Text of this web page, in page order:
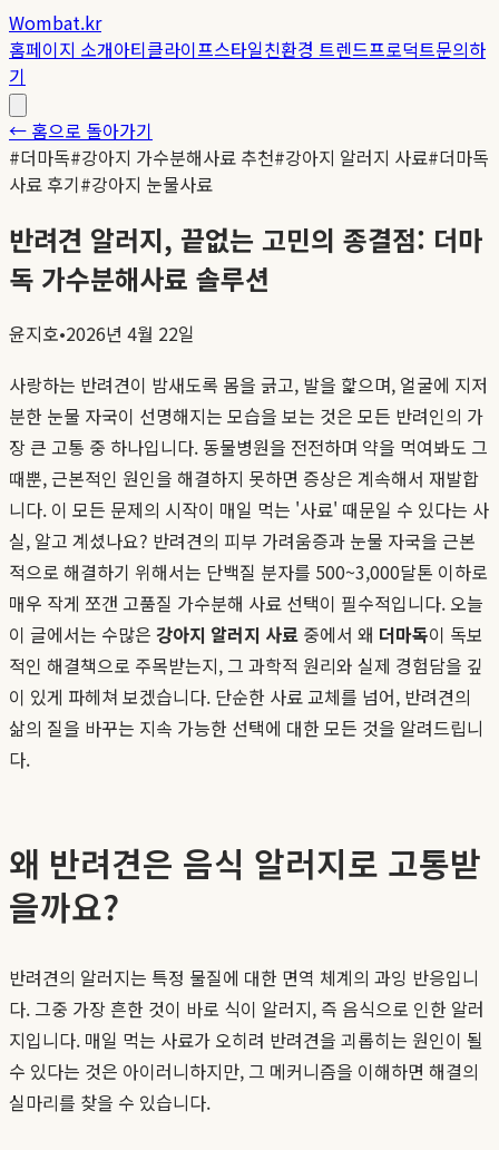
Wombat.kr
홈페이지 소개아티클라이프스타일친환경 트렌드프로덕트문의하
기
← 홈으로 돌아가기
#더마독#강아지 가수분해사료 추천#강아지 알러지 사료#더마독
사료 후기#강아지 눈물사료
반려견 알러지, 끝없는 고민의 종결점: 더마
독 가수분해사료 솔루션
윤지호•2026년 4월 22일
사랑하는 반려견이 밤새도록 몸을 긁고, 발을 핥으며, 얼굴에 지저
분한 눈물 자국이 선명해지는 모습을 보는 것은 모든 반려인의 가
장 큰 고통 중 하나입니다. 동물병원을 전전하며 약을 먹여봐도 그
때뿐, 근본적인 원인을 해결하지 못하면 증상은 계속해서 재발합
니다. 이 모든 문제의 시작이 매일 먹는 '사료' 때문일 수 있다는 사
실, 알고 계셨나요? 반려견의 피부 가려움증과 눈물 자국을 근본
적으로 해결하기 위해서는 단백질 분자를 500~3,000달톤 이하로
매우 작게 쪼갠 고품질 가수분해 사료 선택이 필수적입니다. 오늘
이 글에서는 수많은 강아지 알러지 사료 중에서 왜 더마독이 독보
적인 해결책으로 주목받는지, 그 과학적 원리와 실제 경험담을 깊
이 있게 파헤쳐 보겠습니다. 단순한 사료 교체를 넘어, 반려견의
삶의 질을 바꾸는 지속 가능한 선택에 대한 모든 것을 알려드립니
다.
왜 반려견은 음식 알러지로 고통받
을까요?
반려견의 알러지는 특정 물질에 대한 면역 체계의 과잉 반응입니
다. 그중 가장 흔한 것이 바로 식이 알러지, 즉 음식으로 인한 알러
지입니다. 매일 먹는 사료가 오히려 반려견을 괴롭히는 원인이 될
수 있다는 것은 아이러니하지만, 그 메커니즘을 이해하면 해결의
실마리를 찾을 수 있습니다.